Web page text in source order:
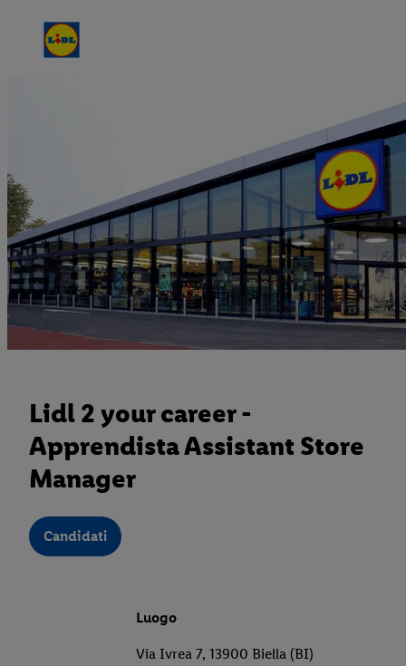
Lidl 2 your career -
Apprendista Assistant Store
Manager
Candidati
Luogo
Via Ivrea 7, 13900 Biella (BI)